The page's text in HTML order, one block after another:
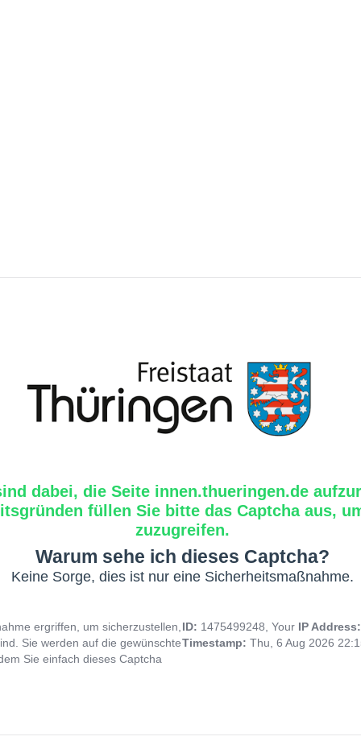
dabei, die Seite innen.thueringen.de
füllen Sie bitte das Captcha aus,
zuzugreifen.
Warum sehe ich dieses Captcha?
Keine Sorge, dies ist nur eine Sicherheitsmaßnahme.
ergriffen, um sicherzustellen,
Sie werden auf die gewünschte
Sie einfach dieses Captcha
ID: 1475499248, Your IP
Timestamp: Thu, 6 Aug 2026